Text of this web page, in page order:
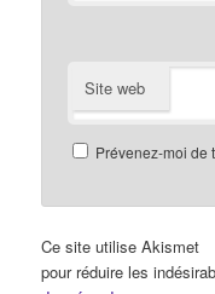
Site web
Prévenez-moi de
Ce site utilise Akismet
pour réduire les